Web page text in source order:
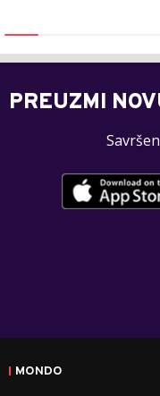
PREUZMI
MONDO